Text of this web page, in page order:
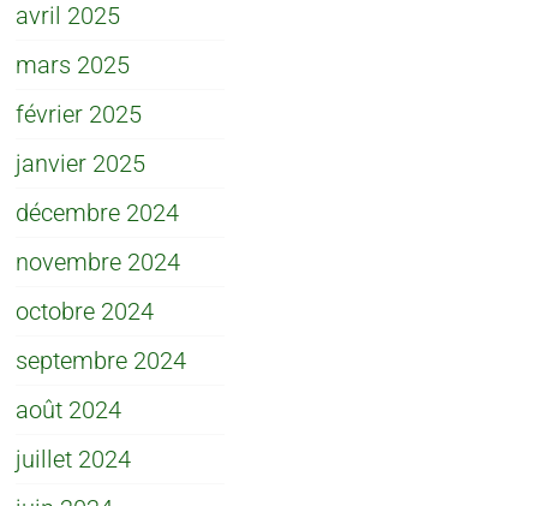
avril 2025
mars 2025
février 2025
janvier 2025
décembre 2024
novembre 2024
octobre 2024
septembre 2024
août 2024
juillet 2024